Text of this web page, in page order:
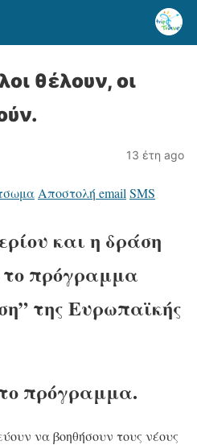
θέλουν, οι
13 έτη ago
Αποστολή email SMS
και η δράση
το πρόγραμμα
της Ευρωπαϊκής
πρόγραμμα.
να βοηθήσουν τους νέους